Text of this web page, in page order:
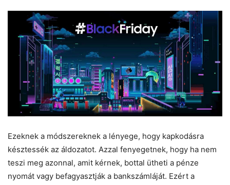
Ezeknek a módszereknek a lényege, hogy kapkodásra
késztessék az áldozatot. Azzal fenyegetnek, hogy ha nem
teszi meg azonnal, amit kérnek, bottal ütheti a pénze
nyomát vagy befagyasztják a bankszámláját. Ezért a